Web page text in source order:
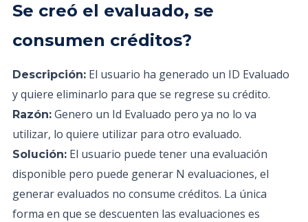
Se creó el evaluado, se
consumen créditos?
Descripción: El usuario ha generado un ID Evaluado
y quiere eliminarlo para que se regrese su crédito.
Razón: Genero un Id Evaluado pero ya no lo va
utilizar, lo quiere utilizar para otro evaluado.
Solución: El usuario puede tener una evaluación
disponible pero puede generar N evaluaciones, el
generar evaluados no consume créditos. La única
forma en que se descuenten las evaluaciones es